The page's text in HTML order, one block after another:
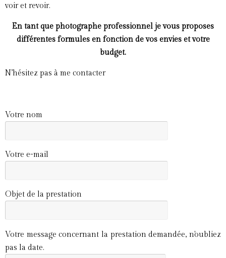
voir et revoir.
En tant que photographe professionnel je vous proposes
différentes formules en fonction de vos envies et votre
budget.
N’hésitez pas à me contacter
Votre nom
Votre e-mail
Objet de la prestation
Votre message concernant la prestation demandée, n'oubliez
pas la date.